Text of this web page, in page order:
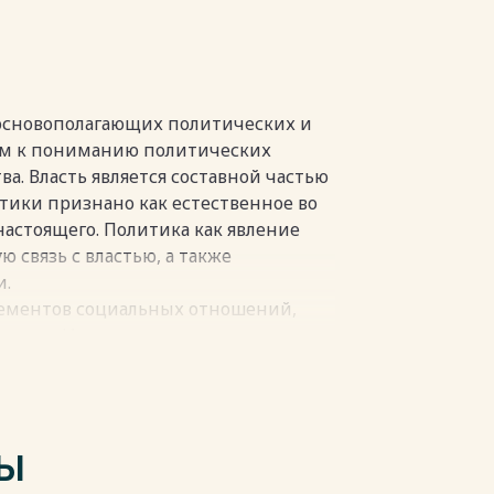
политических и
к пониманию политических
Власть является составной частью
признано как естественное во
Политика как явление
с властью, а также
социальных отношений,
в особенности позволили